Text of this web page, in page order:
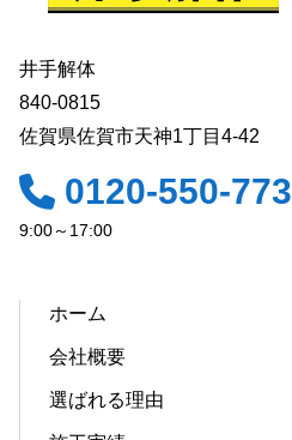
井手解体
840-0815
佐賀県佐賀市天神1丁目4-42
0120-550-773
9:00～17:00
ホーム
会社概要
選ばれる理由